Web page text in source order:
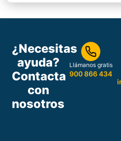
¿Necesitas
ayuda?
Contacta
con
nosotros
Llámanos gratis
900 866 434